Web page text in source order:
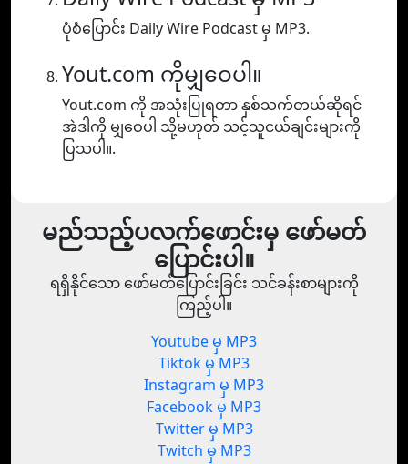
ပုံစံပြောင်း Daily Wire Podcast မှ MP3.
Yout.com ကိုမျှဝေပါ။
Yout.com ကို အသုံးပြုရတာ နှစ်သက်တယ်ဆိုရင်
အဲဒါကို မျှဝေပါ သို့မဟုတ် သင့်သူငယ်ချင်းများကို
ပြသပါ။.
မည်သည့်ပလက်ဖောင်းမှ ဖော်မတ်
ပြောင်းပါ။
ရရှိနိုင်သော ဖော်မတ်ပြောင်းခြင်း သင်ခန်းစာများကို
ကြည့်ပါ။
Youtube မှ MP3
Tiktok မှ MP3
Instagram မှ MP3
Facebook မှ MP3
Twitter မှ MP3
Twitch မှ MP3